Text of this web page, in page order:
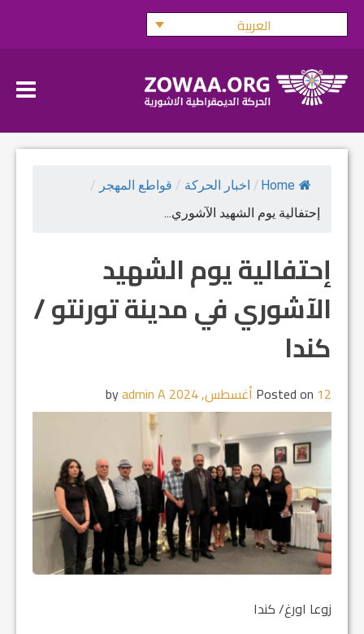
Skip
العربية
Home
/ اخبار الحركة / قواطع المهجر /
إحتفالية يوم الشهيد الآشوري...
إحتفالية يوم الشهيد
الآشوري في مدينة تورنتو /
كندا
Posted on 12 أغسطس, 2024 admin A
زوعا اورغ/ كندا